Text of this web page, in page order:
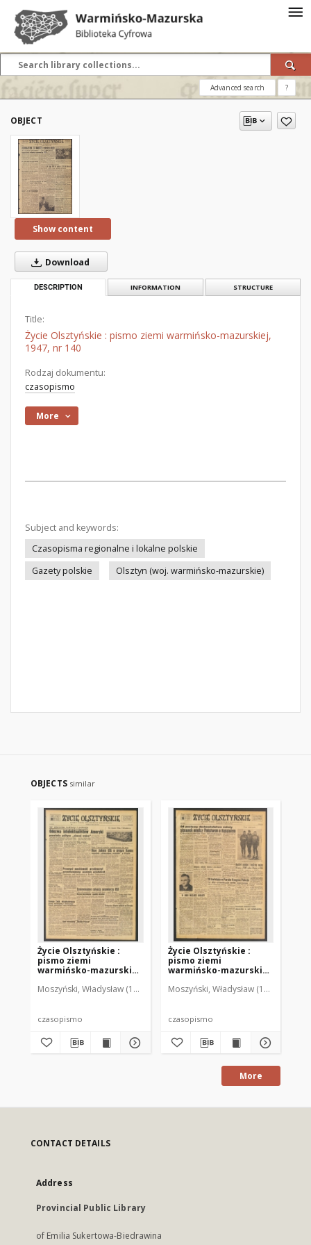
Advanced search ?
OBJECT
Show content
Download
DESCRIPTION INFORMATION STRUCTURE
Title:
Życie Olsztyńskie : pismo ziemi warmińsko-mazurskiej,
1947, nr 140
Rodzaj dokumentu:
czasopismo
More
Subject and keywords:
Czasopisma regionalne i lokalne polskie
Gazety polskie
Olsztyn (woj. warmińsko-mazurskie)
OBJECTS similar
Życie Olsztyńskie :
pismo ziemi
warmińsko-mazurskiej,
Moszyński, Władysław (1922-2001). Red. Mroczkowski, Włodzimierz
czasopismo
Życie Olsztyńskie :
pismo ziemi
warmińsko-mazurskiej,
Moszyński, Władysław (1922-2001).
czasopismo
More
CONTACT DETAILS
Address
Provincial Public Library
of Emilia Sukertowa-Biedrawina